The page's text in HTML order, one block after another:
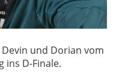
und Dorian vom
ins D-Finale.